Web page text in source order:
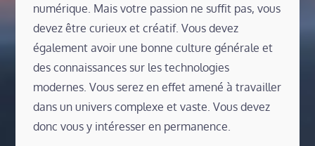
numérique. Mais votre passion ne suffit pas, vous
devez être curieux et créatif. Vous devez
également avoir une bonne culture générale et
des connaissances sur les technologies
modernes. Vous serez en effet amené à travailler
dans un univers complexe et vaste. Vous devez
donc vous y intéresser en permanence.